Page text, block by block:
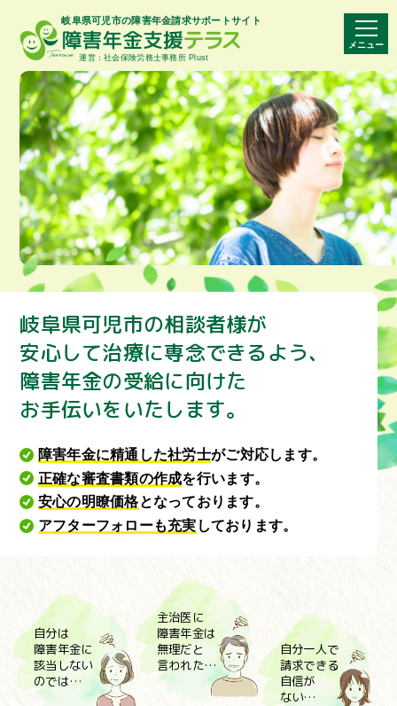
岐阜県可児市の障害年金請求サポートサイト
運営：社会保険労務士事務所 Plust
岐阜県可児市の相談者様が
安心して治療に専念できるよう､
障害年金の受給に向けた
お手伝いをいたします。
障害年金に精通した社労士がご対応します。
正確な審査書類の作成を行います。
安心の明瞭価格となっております。
アフターフォローも充実 しております。
自分は
障害年金に
該当しない
のでは…
主治医に
障害年金は
無理だと
言われた…
自分一人で
請求できる
自信が
ない…
メニュー